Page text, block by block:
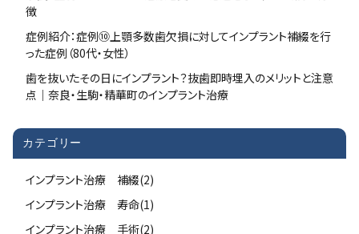
徴
症例紹介：症例⑩上顎多数歯欠損に対してインプラント補綴を行
った症例（80代・女性）
歯を抜いたその日にインプラント？抜歯即時埋入のメリットと注意
点｜奈良・生駒・精華町のインプラント治療
カテゴリー
インプラント治療 補綴(2)
インプラント治療 寿命(1)
インプラント治療 手術(2)